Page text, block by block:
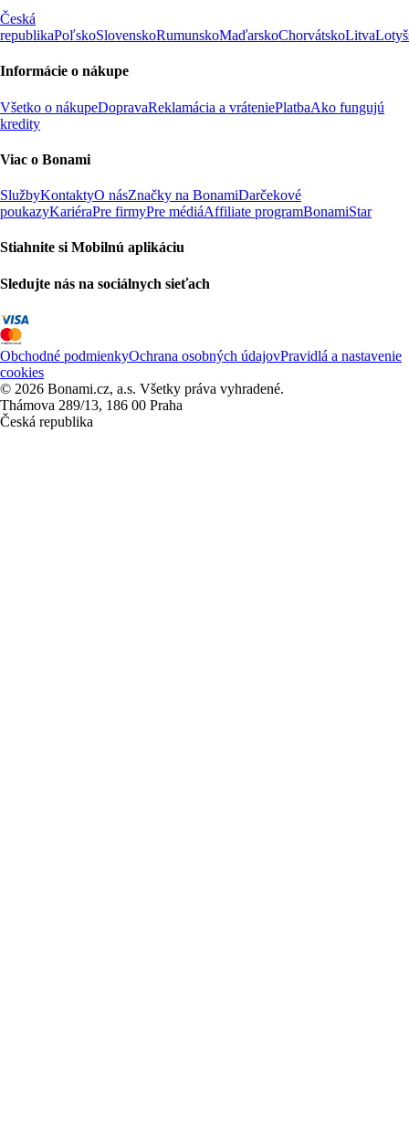
Česká
republikaPoľskoSlovenskoRumunskoMaďarskoChorvátskoLitva
Informácie o nákupe
Všetko o nákupeDopravaReklamácia a vráteniePlatbaAko fungujú
kredity
Viac o Bonami
SlužbyKontaktyO násZnačky na BonamiDarčekové
poukazyKariéraPre firmyPre médiáAffiliate programBonamiStar
Stiahnite si Mobilnú aplikáciu
Sledujte nás na sociálnych sieťach
Obchodné podmienkyOchrana osobných údajovPravidlá a nastavenie
cookies
© 2026 Bonami.cz, a.s. Všetky práva vyhradené.
Thámova 289/13, 186 00 Praha
Česká republika